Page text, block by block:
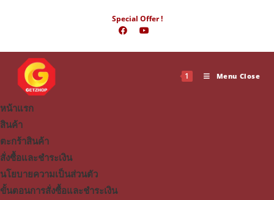
Special Offer !
1 Menu Close
หน้าแรก
สินค้า
ตะกร้าสินค้า
สั่งซื้อและชำระเงิน
นโยบายความเป็นส่วนตัว
ขั้นตอนการสั่งซื้อและชำระเงิน